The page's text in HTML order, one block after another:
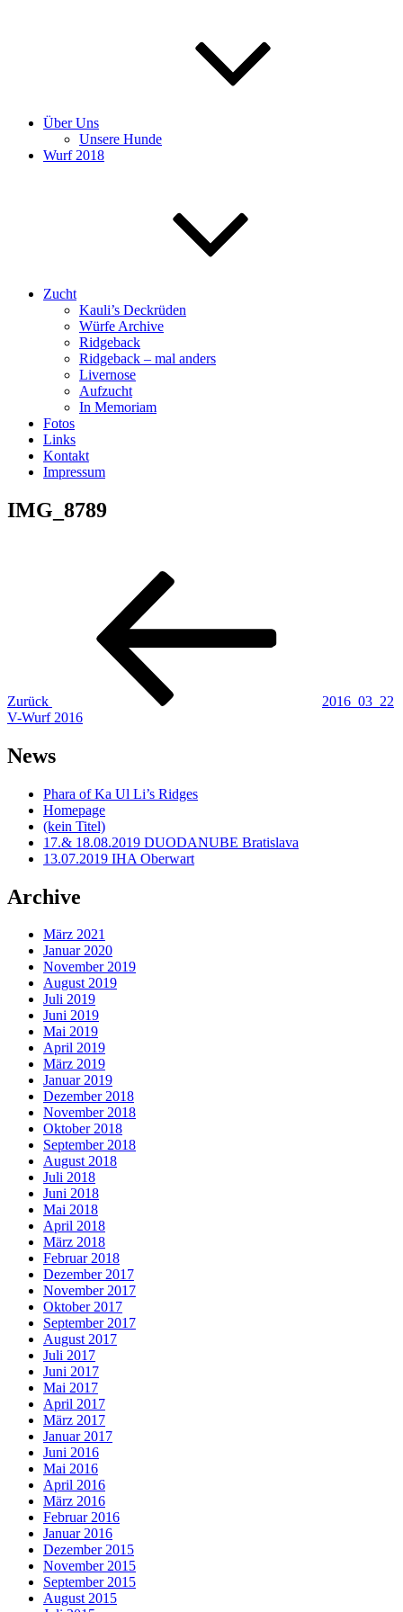
Über Uns
Unsere Hunde
Wurf 2018
Zucht
Kauli’s Deckrüden
Würfe Archive
Ridgeback
Ridgeback – mal anders
Livernose
Aufzucht
In Memoriam
Fotos
Links
Kontakt
Impressum
IMG_8789
Beitragsnavigation
Zurück
2016_03_22
V-Wurf 2016
News
Phara of Ka Ul Li’s Ridges
Homepage
(kein Titel)
17.& 18.08.2019 DUODANUBE Bratislava
13.07.2019 IHA Oberwart
Archive
März 2021
Januar 2020
November 2019
August 2019
Juli 2019
Juni 2019
Mai 2019
April 2019
März 2019
Januar 2019
Dezember 2018
November 2018
Oktober 2018
September 2018
August 2018
Juli 2018
Juni 2018
Mai 2018
April 2018
März 2018
Februar 2018
Dezember 2017
November 2017
Oktober 2017
September 2017
August 2017
Juli 2017
Juni 2017
Mai 2017
April 2017
März 2017
Januar 2017
Juni 2016
Mai 2016
April 2016
März 2016
Februar 2016
Januar 2016
Dezember 2015
November 2015
September 2015
August 2015